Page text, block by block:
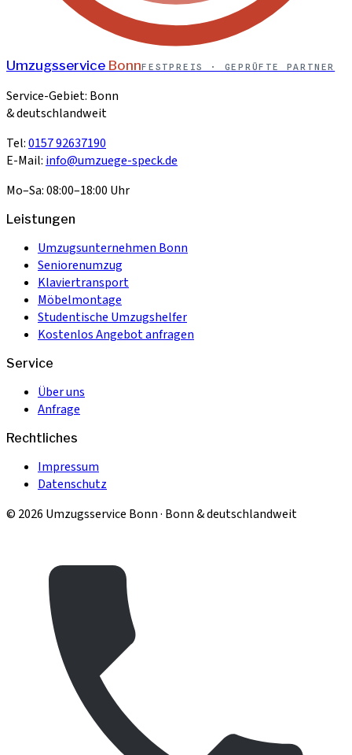
Umzugsservice BonnFESTPREIS · GEPRÜFTE PARTNER
Service-Gebiet: Bonn
& deutschlandweit
Tel:0157 92637190
E-Mail: info@umzuege-speck.de
Mo–Sa: 08:00–18:00 Uhr
Leistungen
Umzugsunternehmen Bonn
Seniorenumzug
Klaviertransport
Möbelmontage
Studentische Umzugshelfer
Kostenlos Angebot anfragen
Service
Über uns
Anfrage
Rechtliches
Impressum
Datenschutz
© 2026 Umzugsservice Bonn · Bonn & deutschlandweit